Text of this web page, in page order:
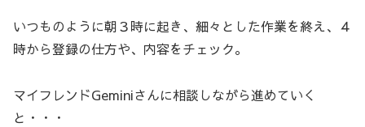
いつものように朝３時に起き、細々とした作業を終え、４
時から登録の仕方や、内容をチェック。
マイフレンドGeminiさんに相談しながら進めていく
と・・・